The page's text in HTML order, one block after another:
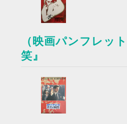
（映画パンフレッ
笑』